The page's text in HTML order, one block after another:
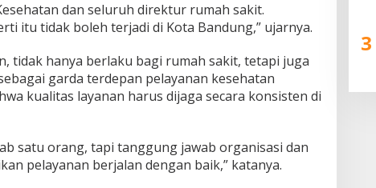
dan seluruh direktur rumah sakit.
itu tidak boleh terjadi di Kota Bandung,” ujarnya.
tidak hanya berlaku bagi rumah sakit, tetapi juga
garda terdepan pelayanan kesehatan
kualitas layanan harus dijaga secara konsisten di
satu orang, tapi tanggung jawab organisasi dan
pelayanan berjalan dengan baik,” katanya.
3